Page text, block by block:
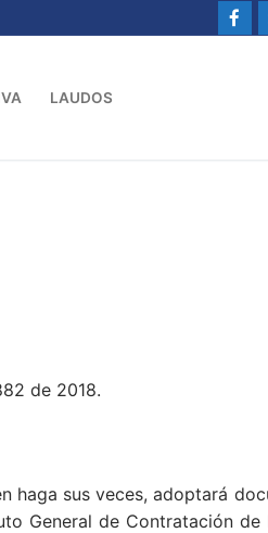
LAUDOS
de 2018.
haga sus veces, adoptará
General de Contratación de